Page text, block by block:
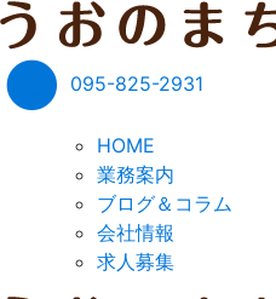
095-825-2931
HOME
業務案内
ブログ＆コラム
会社情報
求人募集